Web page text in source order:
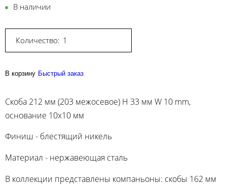
В наличии
Количество:
В корзину Быстрый заказ
Скоба 212 мм (203 межосевое) H 33 мм W 10 mm,
основание 10x10 мм
Финиш - блестящий никель
Материал - нержавеющая сталь
В коллекции представлены компаньоны: скобы 162 мм